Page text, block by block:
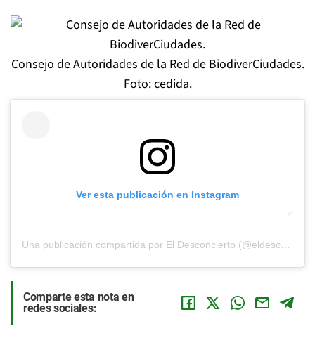
Consejo de Autoridades de la Red de BiodiverCiudades.
Foto: cedida.
Ver esta publicación en Instagram
Comparte esta nota en
redes sociales: